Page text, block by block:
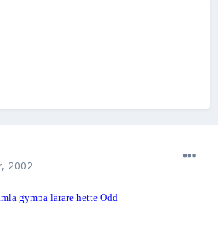
2002
gympa lärare hette Odd